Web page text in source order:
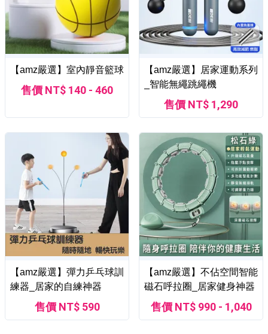
【amz嚴選】室內靜音籃球
售價 NT$ 140 - 460
【amz嚴選】居家運動系列
_智能無繩跳繩機
售價 NT$ 1,290
【amz嚴選】彈力乒乓球訓
練器_居家的自練神器
售價 NT$ 590
【amz嚴選】不佔空間智能
磁石呼拉圈_居家健身神器
售價 NT$ 990 - 1,040